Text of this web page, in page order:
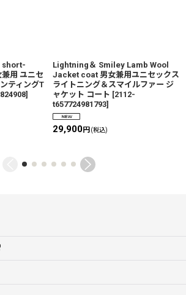
short-
用 ユニセ
ティングT
]
Lightning＆ Smiley Lamb Wool
Jacket coat 男女兼用ユニセックス
ライトニング＆スマイルファー ジ
ャケット コート [2112-
t657724981793]
29,900円 (税込)